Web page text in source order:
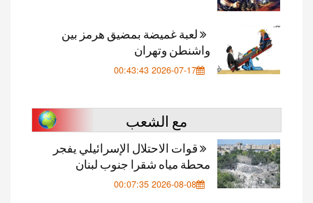
لعبة غميضة بمضيق هرمز بين
واشنطن وتهران
2026-07-17 00:43:43
مع الشعب
قوات الاحتلال الإسرائيلي يفجر
محطة مياه شقرا جنوب لبنان
2026-08-08 00:07:35